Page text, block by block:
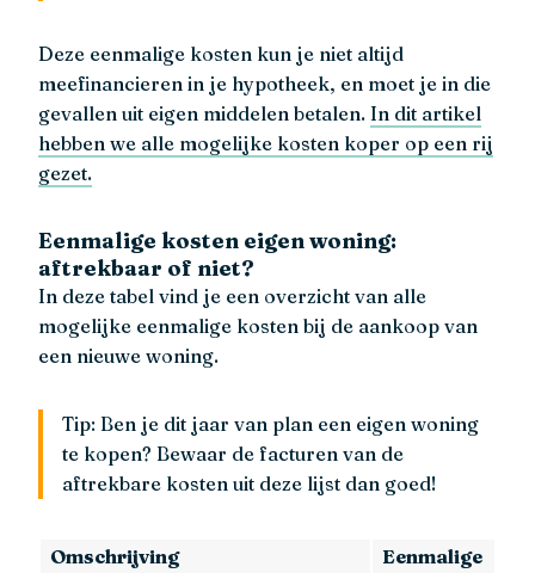
Deze eenmalige kosten kun je niet altijd
meefinancieren in je hypotheek, en moet je in die
gevallen uit eigen middelen betalen. In dit artikel
hebben we alle mogelijke kosten koper op een rij
gezet.
Eenmalige kosten eigen woning:
aftrekbaar of niet?
In deze tabel vind je een overzicht van alle
mogelijke eenmalige kosten bij de aankoop van
een nieuwe woning.
Tip: Ben je dit jaar van plan een eigen woning
te kopen? Bewaar de facturen van de
aftrekbare kosten uit deze lijst dan goed!
Omschrijving
Eenmalige